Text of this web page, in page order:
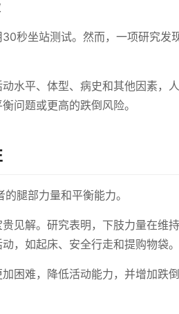
秒坐站测试。然而，一项研究
水平、体型、病史和其他因素，
问题或更高的跌倒风险。
腿部力量和平衡能力。
见解。研究表明，下肢力量在维
，如起床、安全行走和提购物袋。
困难，降低活动能力，并增加跌